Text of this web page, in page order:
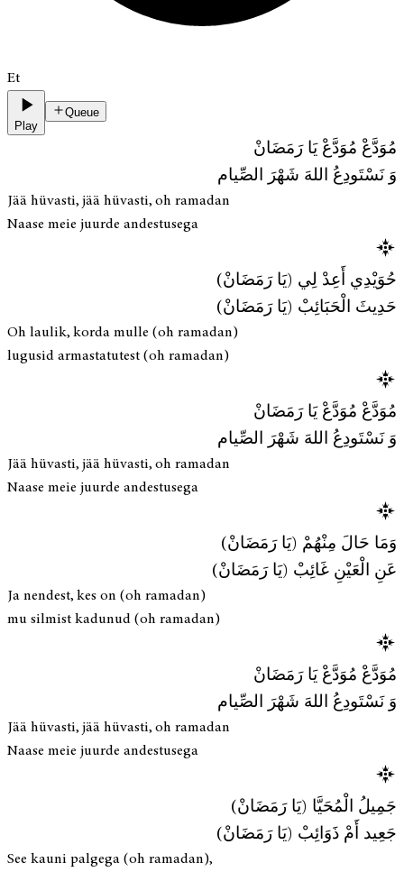
Et
Play
Queue
مُوَدَّعْ مُوَدَّعْ يَا رَمَضَانْ
وَ نَسْتَودِعُ اللهَ شَهْرَ الصِّيام
Jää hüvasti, jää hüvasti, oh ramadan
Naase meie juurde andestusega
حُوَيْدِي أَعِدْ لِي (يَا رَمَضَانْ)
حَدِيثَ الْحَبَائِبْ (يَا رَمَضَانْ)
Oh laulik, korda mulle (oh ramadan)
lugusid armastatutest (oh ramadan)
مُوَدَّعْ مُوَدَّعْ يَا رَمَضَانْ
وَ نَسْتَودِعُ اللهَ شَهْرَ الصِّيام
Jää hüvasti, jää hüvasti, oh ramadan
Naase meie juurde andestusega
وَمَا حَالَ مِنْهُمْ (يَا رَمَضَانْ)
عَنِ الْعَيْنِ غَائِبْ (يَا رَمَضَانْ)
Ja nendest, kes on (oh ramadan)
mu silmist kadunud (oh ramadan)
مُوَدَّعْ مُوَدَّعْ يَا رَمَضَانْ
وَ نَسْتَودِعُ اللهَ شَهْرَ الصِّيام
Jää hüvasti, jää hüvasti, oh ramadan
Naase meie juurde andestusega
جَمِيلُ الْمُحَيَّا (يَا رَمَضَانْ)
جَعِيد أَمْ ذَوَائِبْ (يَا رَمَضَانْ)
See kauni palgega (oh ramadan),